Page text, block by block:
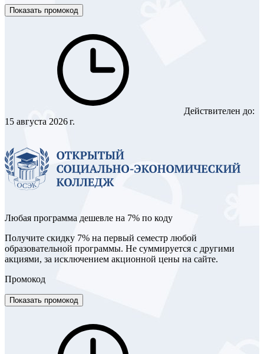
Показать промокод
Действителен до:
15 августа 2026 г.
Любая программа дешевле на 7% по коду
Получите скидку 7% на первый семестр любой
образовательной программы. Не суммируется с другими
акциями, за исключением акционной цены на сайте.
Промокод
Показать промокод